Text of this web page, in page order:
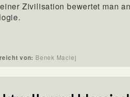
Zivilisation bewertet man an
von: Benek Maciej